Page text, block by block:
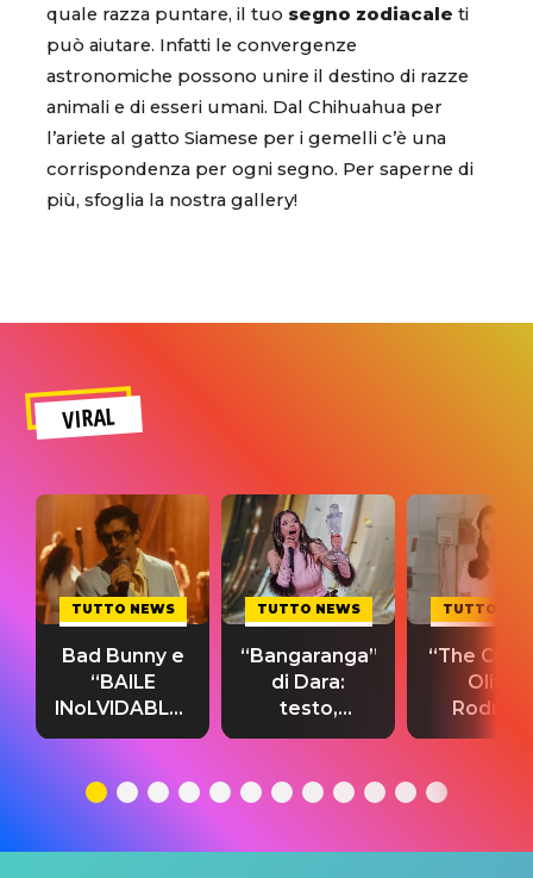
quale razza puntare, il tuo segno zodiacale ti
può aiutare. Infatti le convergenze
astronomiche possono unire il destino di razze
animali e di esseri umani. Dal Chihuahua per
l’ariete al gatto Siamese per i gemelli c’è una
corrispondenza per ogni segno. Per saperne di
più, sfoglia la nostra gallery!
VIRAL
TUTTO NEWS
Bad Bunny e
“BAILE
INoLVIDABLE”:
testo,
significato
TUTTO NEWS
“Bangaranga”
di Dara:
testo,
traduzione e
del singolo
TUTTO
“The
Olivia
testo,